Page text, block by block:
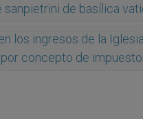
sanpietrini de basílica
los ingresos de la
concepto de